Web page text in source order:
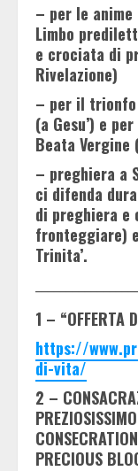
– per le
Limbo
e crociata di
Rivelazione)
– per il trionfo
(a Gesu’) e
Beata Vergine
– preghiera a
ci difenda
di preghiera e
fronteggiare)
Trinita’.
1 – “OFFERTA
https://
di-vita/
2 –
PRECIOUS